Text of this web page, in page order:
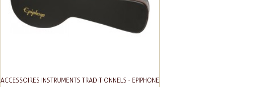
ACCESSOIRES INSTRUMENTS TRADITIONNELS - EPIPHONE